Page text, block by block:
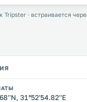
Tripster · встраивается
31°52'54.82''E